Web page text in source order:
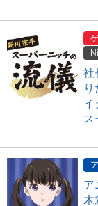
社
イ
ス
ア
木